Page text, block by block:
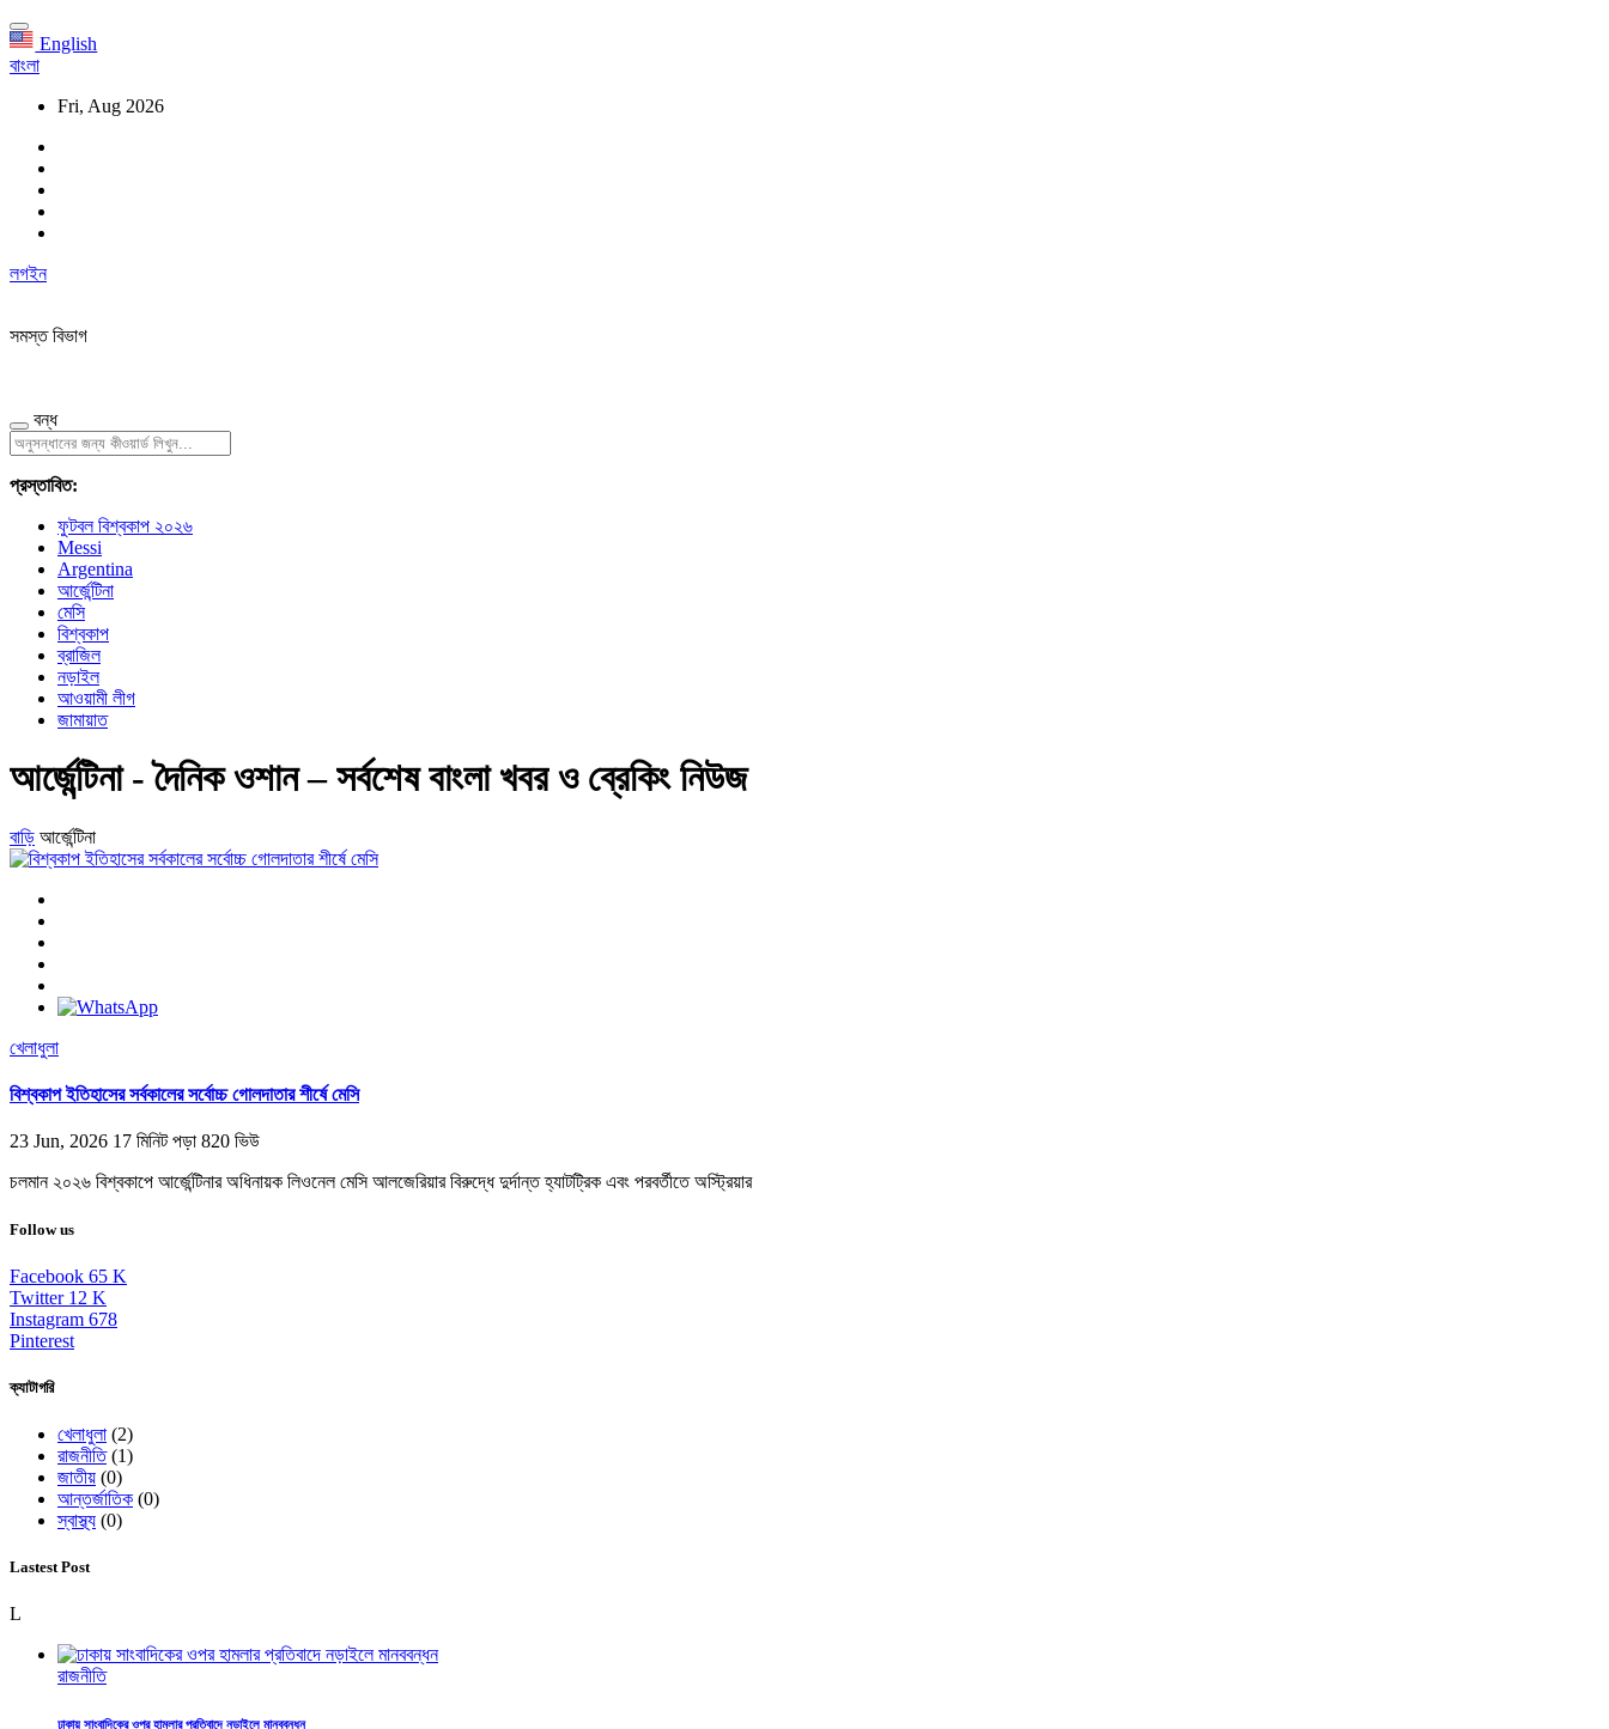
English
বাংলা
Fri, Aug 2026
লগইন
সমস্ত বিভাগ
বন্ধ
প্রস্তাবিত:
ফুটবল বিশ্বকাপ ২০২৬
Messi
Argentina
আর্জেন্টিনা
মেসি
বিশ্বকাপ
ব্রাজিল
নড়াইল
আওয়ামী লীগ
জামায়াত
আর্জেন্টিনা - দৈনিক ওশান – সর্বশেষ বাংলা খবর ও ব্রেকিং নিউজ
বাড়ি আর্জেন্টিনা
খেলাধুলা
বিশ্বকাপ ইতিহাসের সর্বকালের সর্বোচ্চ গোলদাতার শীর্ষে মেসি
23 Jun, 2026 17 মিনিট পড়া 820 ভিউ
চলমান ২০২৬ বিশ্বকাপে আর্জেন্টিনার অধিনায়ক লিওনেল মেসি আলজেরিয়ার বিরুদ্ধে দুর্দান্ত হ্যাটট্রিক এবং পরবর্তীতে অস্ট্রিয়ার
Follow us
Facebook 65 K
Twitter 12 K
Instagram 678
Pinterest
ক্যাটাগরি
খেলাধুলা (2)
রাজনীতি(1)
জাতীয় (0)
আন্তর্জাতিক (0)
স্বাস্থ্য (0)
Lastest Post
L
রাজনীতি
ঢাকায় সাংবাদিকের ওপর হামলার প্রতিবাদে নড়াইলে মানববন্ধন